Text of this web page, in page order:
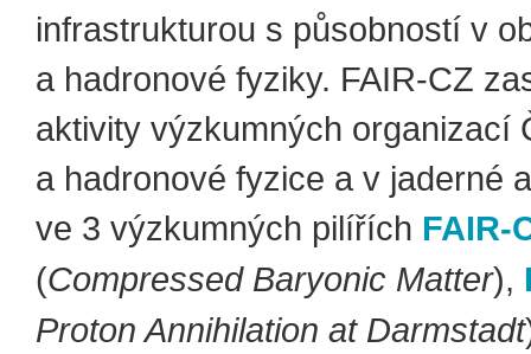
infrastrukturou s působností v
a hadronové fyziky. FAIR-CZ
aktivity výzkumných organizací
a hadronové fyzice a v jaderné
ve 3 výzkumných pilířích FAIR-
(Compressed Baryonic Matter),
Proton Annihilation at Darmstadt